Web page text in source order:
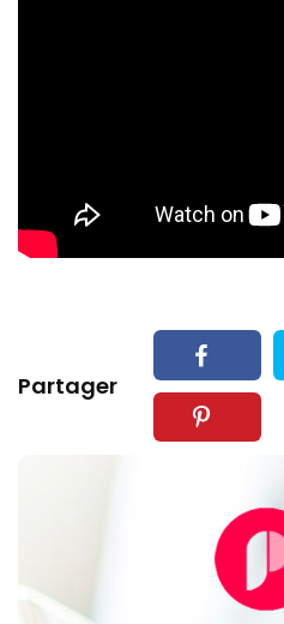
Partager